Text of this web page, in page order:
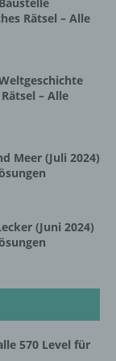
Rätsel – Alle
– Alle
Meer (Juli 2024)
(Juni 2024)
570 Level für
im
die
das
die
das
ist die